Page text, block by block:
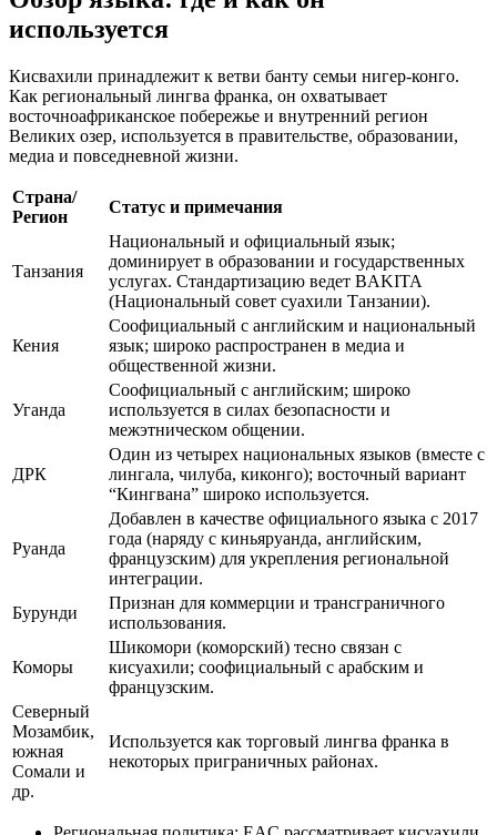
используется
Кисвахили принадлежит к ветви банту семьи нигер-конго.
Как региональный лингва франка, он охватывает
восточноафриканское побережье и внутренний регион
Великих озер, используется в правительстве, образовании,
медиа и повседневной жизни.
Страна/
Регион
Статус и примечания
Танзания
Национальный и официальный язык;
доминирует в образовании и государственных
услугах. Стандартизацию ведет BAKITA
(Национальный совет суахили Танзании).
Кения
Соофициальный с английским и национальный
язык; широко распространен в медиа и
общественной жизни.
Уганда
Соофициальный с английским; широко
используется в силах безопасности и
межэтническом общении.
ДРК
Один из четырех национальных языков (вместе с
лингала, чилуба, киконго); восточный вариант
“Кингвана” широко используется.
Руанда
Добавлен в качестве официального языка с 2017
года (наряду с киньяруанда, английским,
французским) для укрепления региональной
интеграции.
Бурунди
Признан для коммерции и трансграничного
использования.
Коморы
Шикомори (коморский) тесно связан с
кисуахили; соофициальный с арабским и
французским.
Северный
Мозамбик,
южная
Сомали и
др.
Используется как торговый лингва франка в
некоторых приграничных районах.